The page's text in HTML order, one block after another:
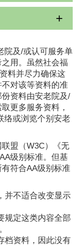
院及/或认可服务单
用。虽然社会福
料并尽力确保这
对该等资料的准
资料由安老院及/
更多服务资料，
络或浏览个别安老
盟（W3C）《无
级别标准。但基
符合AA级别标准
并不适合改变显示
规定这类内容全部
档资料，因此没有